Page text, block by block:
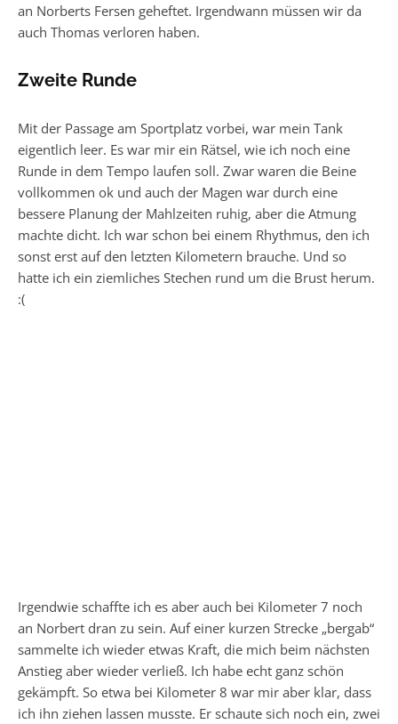
an Norberts Fersen geheftet. Irgendwann müssen wir da
auch Thomas verloren haben.
Zweite Runde
Mit der Passage am Sportplatz vorbei, war mein Tank
eigentlich leer. Es war mir ein Rätsel, wie ich noch eine
Runde in dem Tempo laufen soll. Zwar waren die Beine
vollkommen ok und auch der Magen war durch eine
bessere Planung der Mahlzeiten ruhig, aber die Atmung
machte dicht. Ich war schon bei einem Rhythmus, den ich
sonst erst auf den letzten Kilometern brauche. Und so
hatte ich ein ziemliches Stechen rund um die Brust herum.
:(
Irgendwie schaffte ich es aber auch bei Kilometer 7 noch
an Norbert dran zu sein. Auf einer kurzen Strecke „bergab“
sammelte ich wieder etwas Kraft, die mich beim nächsten
Anstieg aber wieder verließ. Ich habe echt ganz schön
gekämpft. So etwa bei Kilometer 8 war mir aber klar, dass
ich ihn ziehen lassen musste. Er schaute sich noch ein, zwei